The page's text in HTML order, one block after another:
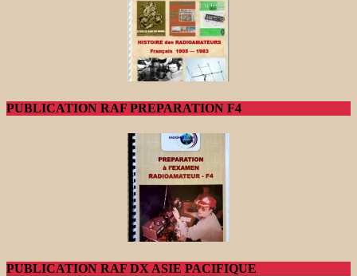
PUBLICATION RAF PREPARATION F4
PUBLICATION RAF DX ASIE PACIFIQUE